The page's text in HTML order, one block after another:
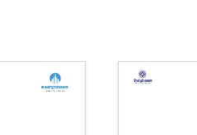
Bedrijfsnaam
Bedrijfs tagline
Bedrijfsnaam
Bedrijfs tagline